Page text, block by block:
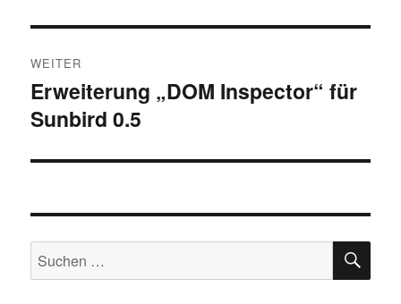
WEITER
Nächster
Beitrag:
Erweiterung „DOM Inspector“ für
Sunbird 0.5
Suchen
nach: